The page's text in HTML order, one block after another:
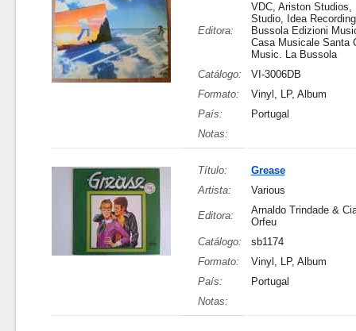
Editora:
VDC, Ariston Studios,
Studio, Idea
Bussola Edizioni
Casa Musicale Santa
Music. La Bussola
Catálogo:
VI-3006DB
Formato:
Vinyl, LP, Album
País:
Portugal
Notas:
Título:
Grease
Artista:
Various
Editora:
Arnaldo Trindade &
Orfeu
Catálogo:
sb1174
Formato:
Vinyl, LP, Album
País:
Portugal
Notas: